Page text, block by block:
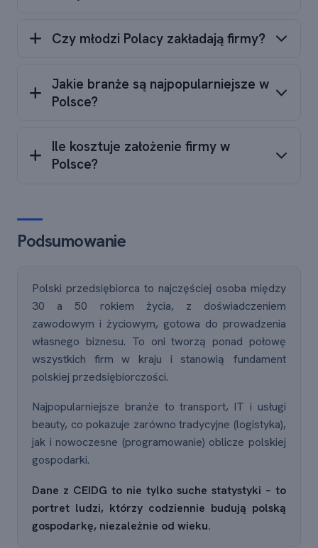
Czy młodzi Polacy zakładają firmy?
Jakie branże są najpopularniejsze w
Polsce?
Ile kosztuje założenie firmy w
Polsce?
Podsumowanie
Polski przedsiębiorca to najczęściej osoba między
30 a 50 rokiem życia, z doświadczeniem
zawodowym i życiowym, gotowa do prowadzenia
własnego biznesu. To oni tworzą ponad połowę
wszystkich firm w kraju i stanowią fundament
polskiej przedsiębiorczości.
Najpopularniejsze branże to transport, IT i usługi
beauty, co pokazuje zarówno tradycyjne (logistyka),
jak i nowoczesne (programowanie) oblicze polskiej
gospodarki.
Dane z CEIDG to nie tylko suche statystyki – to
portret ludzi, którzy codziennie budują polską
gospodarkę, niezależnie od wieku.